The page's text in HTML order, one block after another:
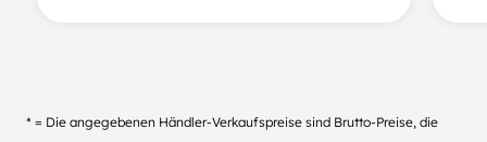
* = Die angegebenen Händler-Verkaufspreise sind Brutto-Preise, die